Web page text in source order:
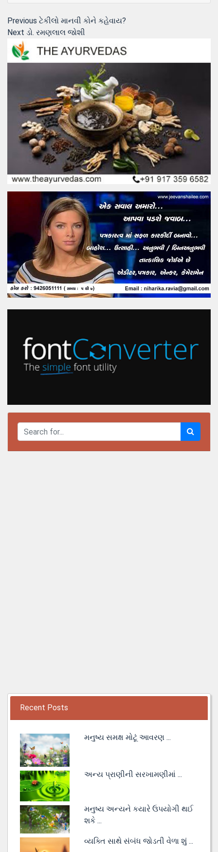
Post
navigation
Previous Previous
post:
ટેકીલો માનવી કોને કહેવાય?
Next Next
ડો. રમણલાલ જોશી
Recent Posts
મનુષ્ય સમક્ષ મોટૂં આવરણ ...
અન્ય પ્રાણીની સરખામણીમાં ...
મનુષ્ય અન્યને કયારે ઉપયોગી થઈ
શકે ...
વ્યક્તિ સાથે સંબંધ જોડતી વેળા શું ...